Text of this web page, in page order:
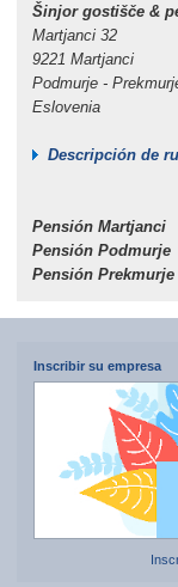
Šinjor gostišče &
Martjanci 32
9221 Martjanci
Podmurje -
Eslovenia
Descripción de
Pensión Martjanci
Pensión Podmurje
Pensión
Inscribir su empresa